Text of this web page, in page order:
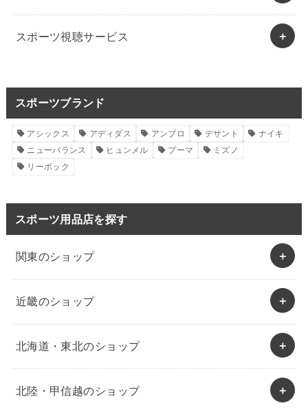
スポーツ視聴サービス
スポーツブランド
アシックス アディダス アンブロ デサント
ナイキ
ニューバランス
ヒュンメル プーマ
ミズノ
リーボック
スポーツ用品店を探す
関東のショップ
近畿のショップ
北海道・東北のショップ
北陸・甲信越のショップ